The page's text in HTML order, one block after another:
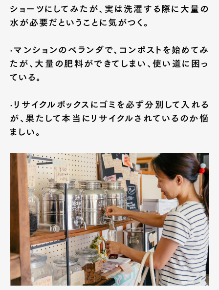
ショーツにしてみたが、実は洗濯する際に大量の
水が必要だということに気がつく。
·マンションのベランダで、コンポストを始めてみ
たが、大量の肥料ができてしまい、使い道に困っ
ている。
·リサイクルボックスにゴミを必ず分別して入れる
が、果たして本当にリサイクルされているのか悩
ましい。